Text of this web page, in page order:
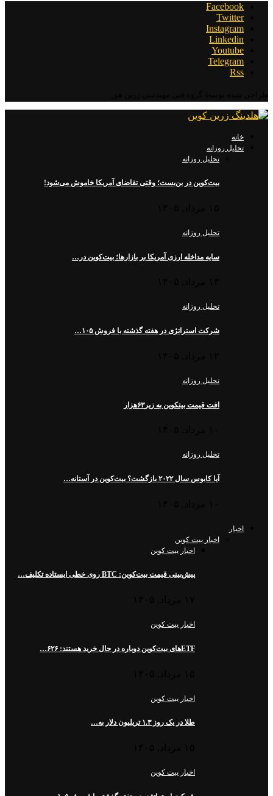
Facebook
Twitter
Instagram
Linkedin
Youtube
Telegram
Rss
خانه
تحلیل روزانه
تحلیل روزانه
بیت‌کوین در بن‌بست؛ وقتی تقاضای آمریکا خاموش می‌شود!
تحلیل روزانه
سایه مداخله ارزی آمریکا بر بازارها؛ بیت‌کوین در…
تحلیل روزانه
شرکت استراتژی در هفته گذشته با فروش ۱۰۵…
تحلیل روزانه
افت قیمت بیتکوین به زیر۶۳هزار
تحلیل روزانه
آیا کابوس سال ۲۰۲۲ بازگشت؟ بیت‌کوین در آستانه…
اخبار
اخبار بیت کوین
اخبار بیت کوین
پیش‌بینی قیمت بیت‌کوین: BTC روی خطی ایستاده تکلیف…
اخبار بیت کوین
ETFهای بیت‌کوین دوباره در حال خرید هستند: ۶۲۶…
اخبار بیت کوین
طلا در یک روز ۱.۳ تریلیون دلار به…
اخبار بیت کوین